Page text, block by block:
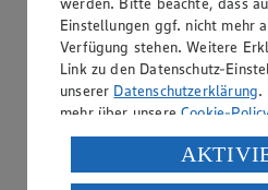
Einstellungen ggf. nicht mehr
Verfügung stehen. Weitere
Link zu den Datenschutz-
unserer Datenschutzerklärung.
mehr über unsereCookie-
Verarbeitung deiner
USA durch Facebook und